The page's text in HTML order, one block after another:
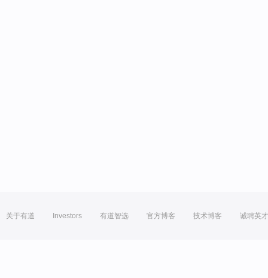
关于有道 Investors 有道智选 官方博客 技术博客 诚聘英才